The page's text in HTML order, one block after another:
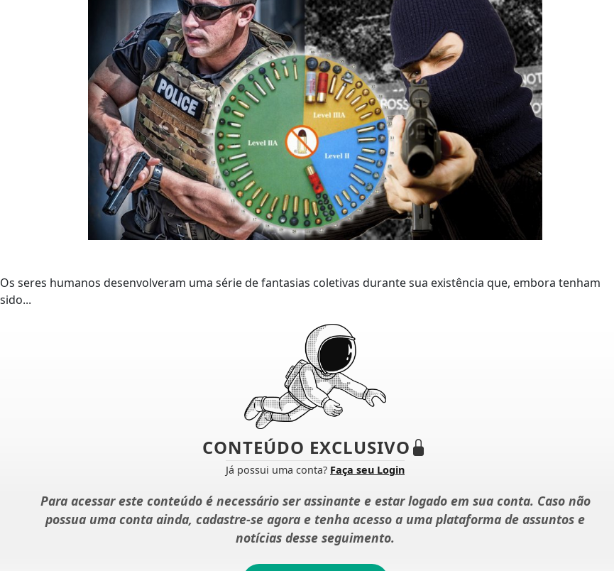
Os seres humanos desenvolveram uma série de fantasias coletivas durante sua existência que, embora tenham
sido...
CONTEÚDO EXCLUSIVO
Já possui uma conta? Faça seu Login
Para acessar este conteúdo é necessário ser assinante e estar logado em sua conta. Caso não
possua uma conta ainda, cadastre-se agora e tenha acesso a uma plataforma de assuntos e
notícias desse seguimento.